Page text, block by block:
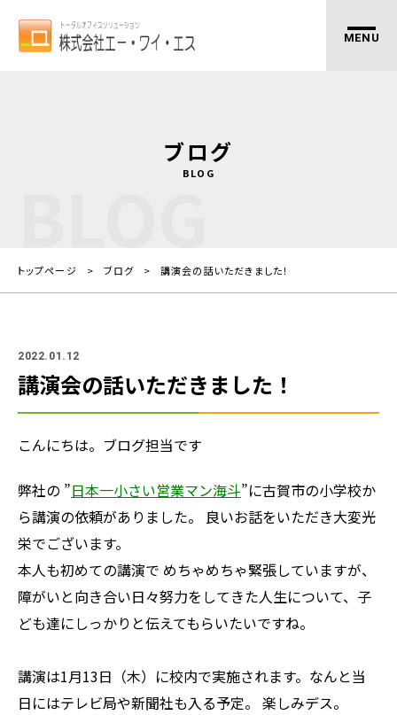
ブログ
BLOG
トップページ ブログ 講演会の話いただきました！
2022.01.12
講演会の話いただきました！
こんにちは。ブログ担当です
弊社の ”日本一小さい営業マン海斗”に古賀市の小学校か
ら講演の依頼がありました。 良いお話をいただき大変光
栄でございます。
本人も初めての講演で めちゃめちゃ緊張していますが、
障がいと向き合い日々努力をしてきた人生について、子
ども達にしっかりと伝えてもらいたいですね。
講演は1月13日（木）に校内で実施されます。なんと当
日にはテレビ局や新聞社も入る予定。 楽しみデス。